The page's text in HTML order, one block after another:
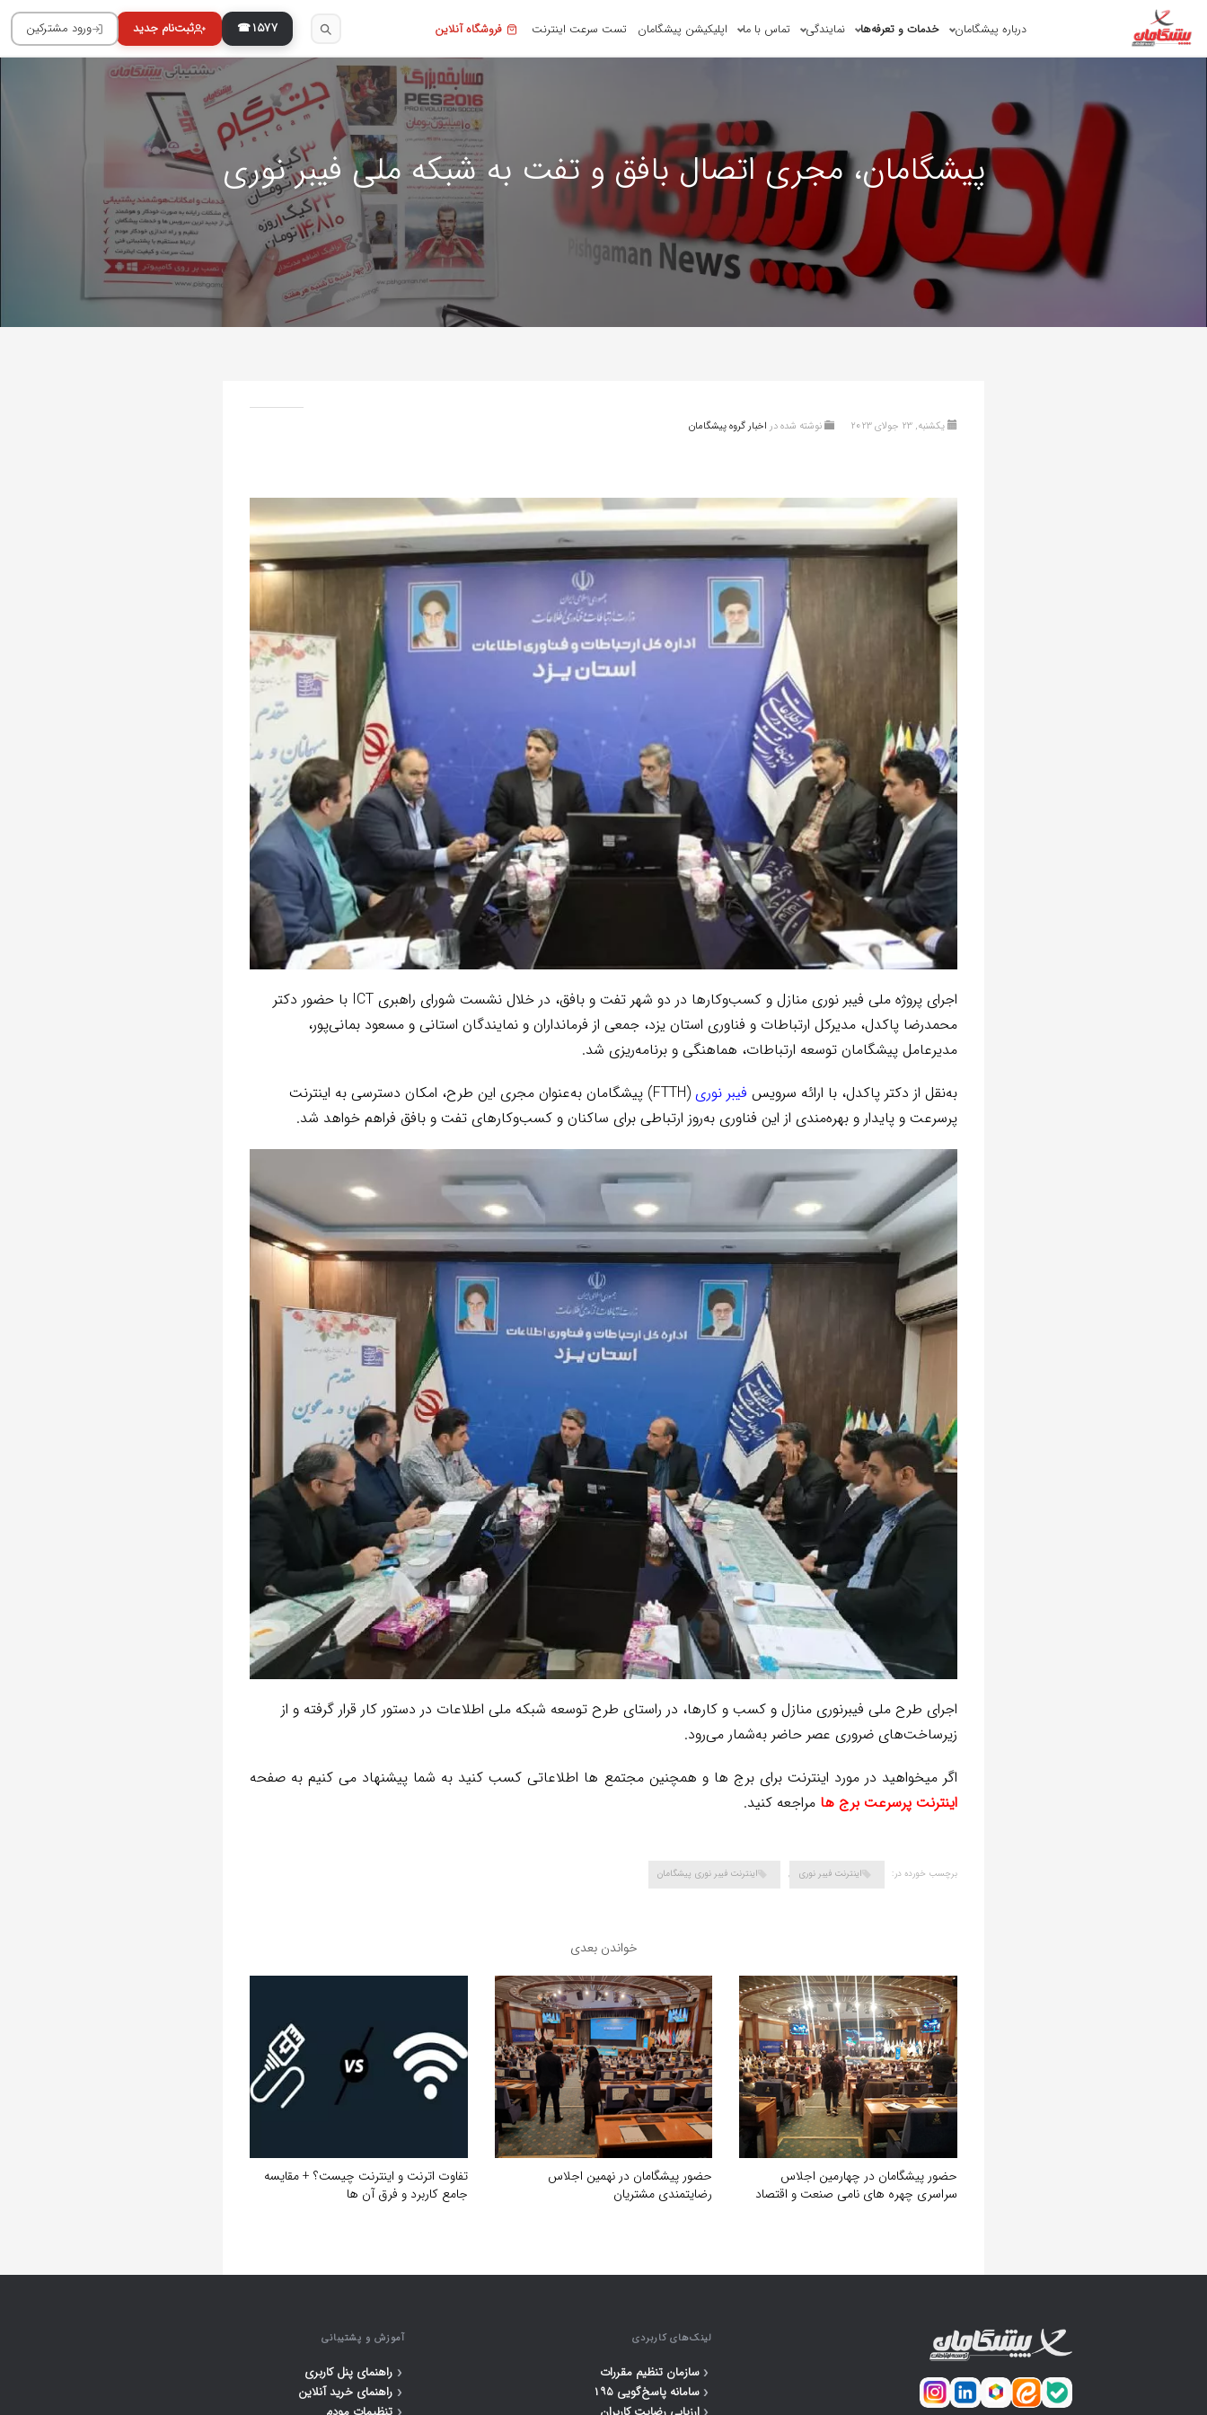
۱۵۷۷ درباره پیشگامان خدمات و تعرفه‌ها نمایندگی تماس با ما اپلیکیشن پیشگامان فروشگاه آنلاین تست سرعت اینترنت
پیشگامان، مجری اتصال بافق و تفت به شبکه ملی فیبر نوری
یکشنبه, 23 جولای 2023 نوشته شده در اخبار گروه پیشگامان
اجرای پروژه ملی فیبر نوری منازل و کسب‌وکارها در دو شهر تفت و بافق، در خلال نشست شورای راهبری ICT با حضور دکتر
محمدرضا پاکدل، مدیرکل ارتباطات و فناوری استان یزد، جمعی از فرمانداران و نمایندگان استانی و مسعود بمانی‌پور،
مدیرعامل پیشگامان توسعه ارتباطات، هماهنگی و برنامه‌ریزی شد.
به‌نقل از دکتر پاکدل، با ارائه سرویس فیبر نوری
(FTTH) پیشگامان به‌عنوان مجری این طرح، امکان دسترسی به اینترنت
پرسرعت و پایدار و بهره‌مندی از این فناوری به‌روز ارتباطی برای ساکنان و کسب‌وکارهای تفت و بافق فراهم خواهد شد.
اجرای طرح ملی فیبرنوری منازل و کسب و کار‌ها، در راستای طرح توسعه شبکه ملی اطلاعات در دستور کار قرار گرفته و از
زیرساخت‌های ضروری عصر حاضر به‌شمار می‌رود.
اگر میخواهید در مورد اینترنت برای برج ها و همچنین مجتمع ها اطلاعاتی کسب کنید به شما پیشنهاد می کنیم به صفحه
اینترنت پرسرعت برج ها مراجعه کنید.
برچسب خورده در: اینترنت فیبر نوری , اینترنت فیبر نوری پیشگامان
خواندن بعدی
تفاوت اترنت و اینترنت چیست؟ + مقایسه
جامع کاربرد و فرق آن ها
حضور پیشگامان در نهمین اجلاس
رضایتمندی مشتریان
حضور پیشگامان در چهارمین اجلاس
سراسری چهره های نامی صنعت و اقتصاد
لینک‌های کاربردی
‹ سازمان تنظیم مقررات
‹ سامانه پاسخ‌گویی ۱۹۵
آموزش و پشتیبانی
‹ راهنمای پنل کاربری
‹ راهنمای خرید آنلاین